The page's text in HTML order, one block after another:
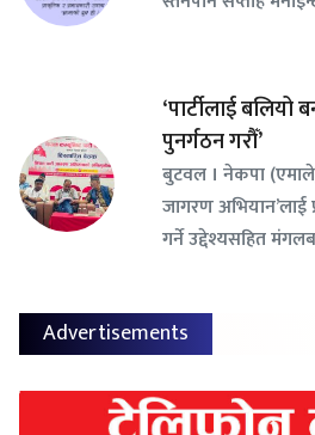
‘पार्टीलाई बलियो
पुनर्गठन गरौँ’
बुटवल । नेकपा (एमाले)
जागरण अभियान’लाई
गर्ने उद्देश्यसहित
Advertisements